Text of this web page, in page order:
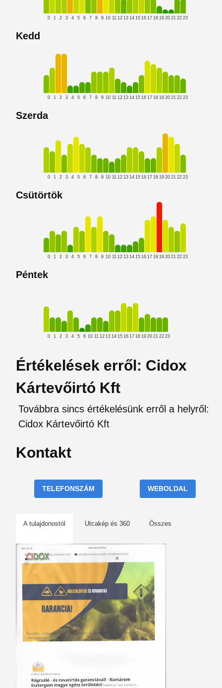
0 1 2 3 4 5 6 7 8 9 10 11 12 13 14 15 16 17 18 19 20 21 22 23
Kedd
0 1 2 3 4 5 6 7 8 9 10 11 12 13 14 15 16 17 18 19 20 21 22 23
Szerda
0 1 2 3 4 5 6 7 8 9 10 11 12 13 14 15 16 17 18 19 20 21 22 23
Csütörtök
0 1 2 3 4 5 6 7 8 9 10 11 12 13 14 15 16 17 18 19 20 21 22 23
Péntek
0 1 2 3 4 5 6 10 11 12 13 14 15 16 17 18 19 20 21 22 23
Értékelések erről: Cidox
Kártevőirtó Kft
Továbbra sincs értékelésünk erről a helyről:
Cidox Kártevőirtó Kft
Kontakt
TELEFONSZÁM WEBOLDAL
A tulajdonostól Utcakép és 360 Összes